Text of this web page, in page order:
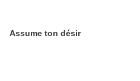
Assume ton désir